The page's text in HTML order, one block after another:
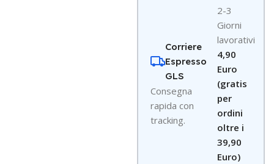
Corriere
Espresso
GLS
Consegna
rapida con
tracking.
2-3
Giorni
lavorativi
4,90
Euro
(gratis
per
ordini
oltre i
39,90
Euro)